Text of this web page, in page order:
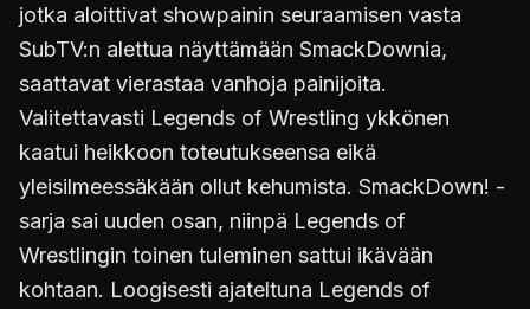
jotka aloittivat showpainin seuraamisen vasta
SubTV:n alettua näyttämään SmackDownia,
saattavat vierastaa vanhoja painijoita.
Valitettavasti Legends of Wrestling ykkönen
kaatui heikkoon toteutukseensa eikä
yleisilmeessäkään ollut kehumista. SmackDown! -
sarja sai uuden osan, niinpä Legends of
Wrestlingin toinen tuleminen sattui ikävään
kohtaan. Loogisesti ajateltuna Legends of